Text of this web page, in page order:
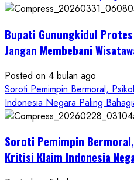
Minta
Resmi
Bupati Gunungkidul
Jangan Membebani
Posted on 4 bulan ago
Soroti Pemimpin Bermoral,
Indonesia Negara Paling
Soroti Pemimpin
Kritisi Klaim Indonesia